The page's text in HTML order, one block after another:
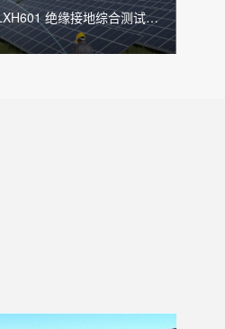
绝缘接地综合测试仪
筑牢光伏电气安全防线